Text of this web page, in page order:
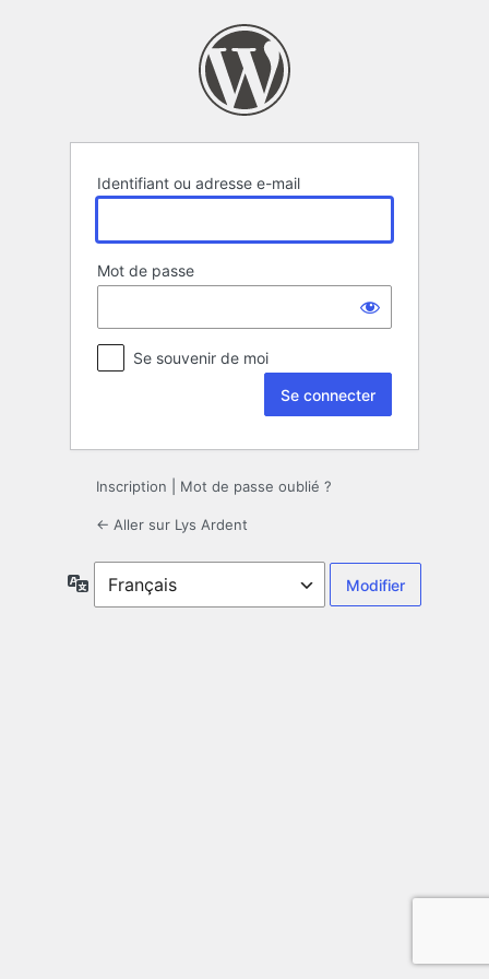
Identifiant ou adresse e-mail
Mot de passe
Se souvenir de moi
Inscription Mot de passe oublié ?
← Aller sur Lys Ardent
Langue